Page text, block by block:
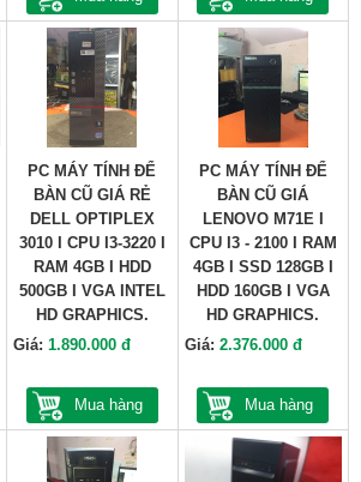
PC MÁY TÍNH ĐỂ
BÀN CŨ GIÁ RẺ
DELL OPTIPLEX
3010 I CPU I3-3220 I
RAM 4GB I HDD
500GB I VGA INTEL
HD GRAPHICS.
Giá:1.890.000 đ
Mua hàng
PC MÁY TÍNH ĐỂ
BÀN CŨ GIÁ
LENOVO M71E I
CPU I3 - 2100 I RAM
4GB I SSD 128GB I
HDD 160GB I VGA
HD GRAPHICS.
Giá: 2.376.000 đ
Mua hàng